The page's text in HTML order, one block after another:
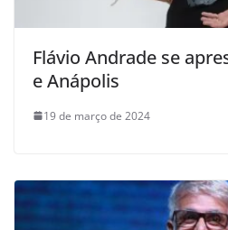
Flávio Andrade se
e Anápolis
19 de março de 2024